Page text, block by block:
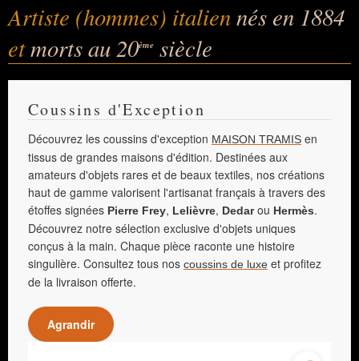
Artiste (hommes) italiennés en 1884
etmorts au 20ème siècle
Coussins d'Exception
Découvrez les coussins d'exception MAISON TRAMIS en
tissus de grandes maisons d'édition. Destinées aux
amateurs d'objets rares et de beaux textiles, nos créations
haut de gamme valorisent l'artisanat français à travers des
étoffes signées Pierre Frey, Lelièvre, Dedarou Hermès.
Découvrez notre sélection exclusive d'objets uniques
conçus à la main. Chaque pièce raconte une histoire
singulière. Consultez tous nos coussins de luxe et profitez
de la livraison offerte.
Agrandir